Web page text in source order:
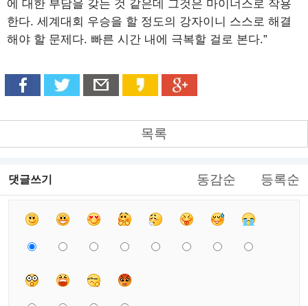
에 대한 부담을 갖는 것 같은데 그것은 마이너스로 작용
한다. 세계대회 우승을 할 정도의 강자이니 스스로 해결
해야 할 문제다. 빠른 시간 내에 극복할 걸로 본다.”
목록
댓글쓰기 동감순 등록순